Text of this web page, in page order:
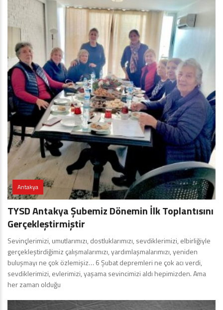
Antakya
TYSD Antakya Şubemiz Dönemin İlk Toplantısını
Gerçekleştirmiştir
Sevinçlerimizi, umutlarımızı, dostluklarımızı, sevdiklerimizi, elbirliğiyle
gerçekleştirdiğimiz çalışmalarımızı, yardımlaşmalarımızı, yeniden
buluşmayı ne çok özlemişiz… 6 Şubat depremleri ne çok acı verdi,
sevdiklerimizi, evlerimizi, yaşama sevincimizi aldı hepimizden. Ama
her zaman olduğu